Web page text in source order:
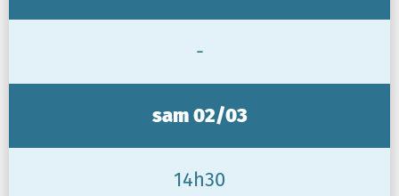
-
sam 02/03
14h30